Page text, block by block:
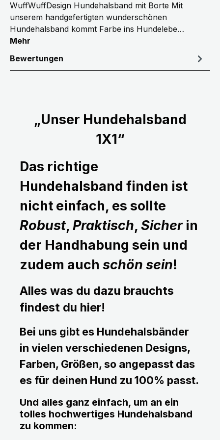
WuffWuffDesign Hundehalsband mit Borte Mit
unserem handgefertigten wunderschönen
Hundehalsband kommt Farbe ins Hundelebe…
Mehr
Bewertungen
„Unser Hundehalsband
1X1“
Das richtige
Hundehalsband finden ist
nicht einfach, es sollte
Robust, Praktisch, Sicherin
der Handhabung sein und
zudem auch schön sein!
Alles was du dazu brauchts
findest du hier!
Bei uns gibt es Hundehalsbänder
in vielen verschiedenen Designs,
Farben, Größen, so angepasst das
es für deinen Hund zu 100% passt.
Und alles ganz einfach, um an ein
tolles hochwertiges Hundehalsband
zu kommen: